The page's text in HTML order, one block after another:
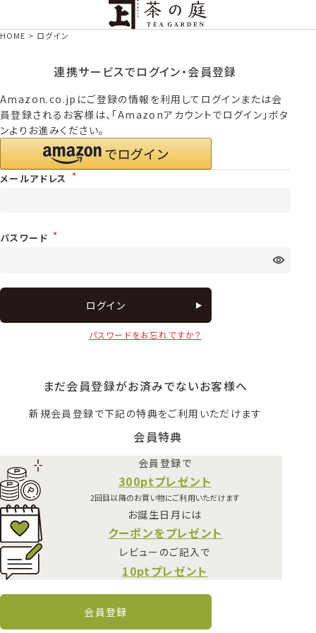
HOME ログイン
メールアドレス
パスワード
ログイン
パスワードをお忘れですか？
連携サービスでログイン・会員登録
Amazon.co.jpにご登録の情報を利用してログインまたは会
員登録されるお客様は、「Amazonアカウントでログイン」ボタ
ンよりお進みください。
まだ会員登録がお済みでないお客様へ
新規会員登録で下記の特典をご利用いただけます
会員特典
会員登録で
300ptプレゼント
2回目以降のお買い物にご利用いただけます
お誕生日月には
クーポンをプレゼント
レビューのご記入で
10ptプレゼント
会員登録